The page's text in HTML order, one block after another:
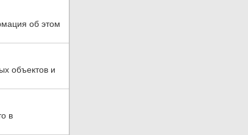
об этом
объектов и
в